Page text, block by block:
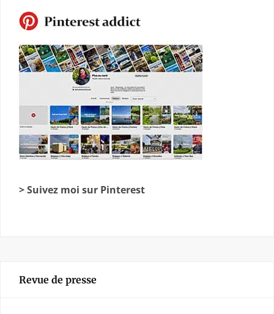
> Suivez moi sur Pinterest
Revue de presse